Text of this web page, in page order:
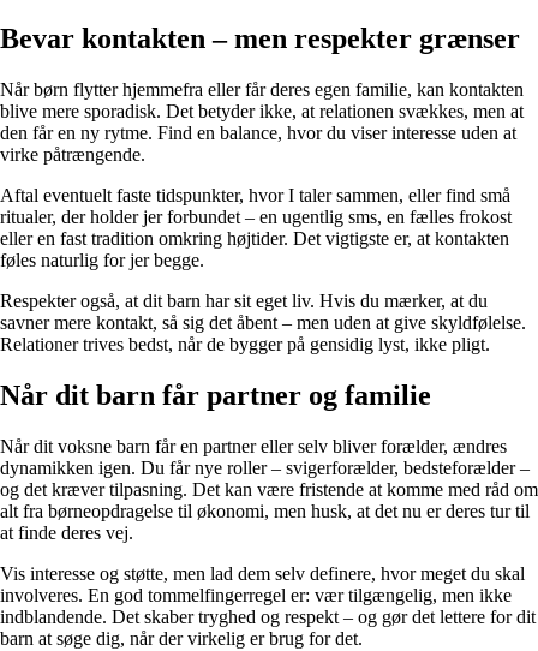
Bevar kontakten – men respekter grænser
Når børn flytter hjemmefra eller får deres egen familie, kan kontakten
blive mere sporadisk. Det betyder ikke, at relationen svækkes, men at
den får en ny rytme. Find en balance, hvor du viser interesse uden at
virke påtrængende.
Aftal eventuelt faste tidspunkter, hvor I taler sammen, eller find små
ritualer, der holder jer forbundet – en ugentlig sms, en fælles frokost
eller en fast tradition omkring højtider. Det vigtigste er, at kontakten
føles naturlig for jer begge.
Respekter også, at dit barn har sit eget liv. Hvis du mærker, at du
savner mere kontakt, så sig det åbent – men uden at give skyldfølelse.
Relationer trives bedst, når de bygger på gensidig lyst, ikke pligt.
Når dit barn får partner og familie
Når dit voksne barn får en partner eller selv bliver forælder, ændres
dynamikken igen. Du får nye roller – svigerforælder, bedsteforælder –
og det kræver tilpasning. Det kan være fristende at komme med råd om
alt fra børneopdragelse til økonomi, men husk, at det nu er deres tur til
at finde deres vej.
Vis interesse og støtte, men lad dem selv definere, hvor meget du skal
involveres. En god tommelfingerregel er: vær tilgængelig, men ikke
indblandende. Det skaber tryghed og respekt – og gør det lettere for dit
barn at søge dig, når der virkelig er brug for det.